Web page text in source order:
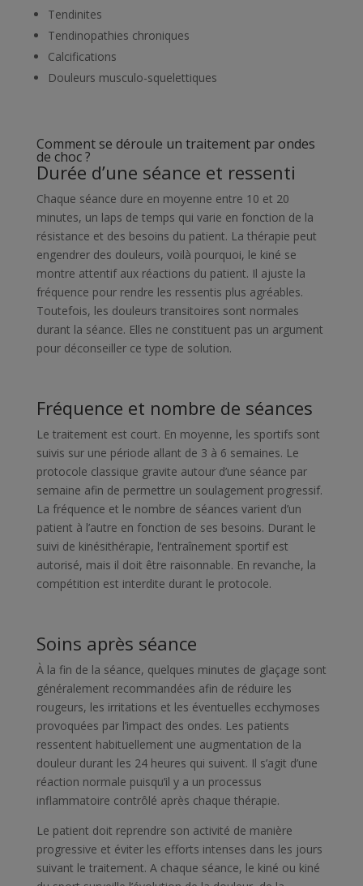
Tendinites
Tendinopathies chroniques
Calcifications
Douleurs musculo-squelettiques
Comment se déroule un traitement par ondes
de choc ?
Durée d’une séance et ressenti
Chaque séance dure en moyenne entre 10 et 20
minutes, un laps de temps qui varie en fonction de la
résistance et des besoins du patient. La thérapie peut
engendrer des douleurs, voilà pourquoi, le kiné se
montre attentif aux réactions du patient. Il ajuste la
fréquence pour rendre les ressentis plus agréables.
Toutefois, les douleurs transitoires sont normales
durant la séance. Elles ne constituent pas un argument
pour déconseiller ce type de solution.
Fréquence et nombre de séances
Le traitement est court. En moyenne, les sportifs sont
suivis sur une période allant de 3 à 6 semaines. Le
protocole classique gravite autour d’une séance par
semaine afin de permettre un soulagement progressif.
La fréquence et le nombre de séances varient d’un
patient à l’autre en fonction de ses besoins. Durant le
suivi de kinésithérapie, l’entraînement sportif est
autorisé, mais il doit être raisonnable. En revanche, la
compétition est interdite durant le protocole.
Soins après séance
À la fin de la séance, quelques minutes de glaçage sont
généralement recommandées afin de réduire les
rougeurs, les irritations et les éventuelles ecchymoses
provoquées par l’impact des ondes. Les patients
ressentent habituellement une augmentation de la
douleur durant les 24 heures qui suivent. Il s’agit d’une
réaction normale puisqu’il y a un processus
inflammatoire contrôlé après chaque thérapie.
Le patient doit reprendre son activité de manière
progressive et éviter les efforts intenses dans les jours
suivant le traitement. A chaque séance, le kiné ou kiné